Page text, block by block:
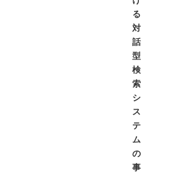
る
対
話
型
検
索
シ
ス
テ
ム
の
事